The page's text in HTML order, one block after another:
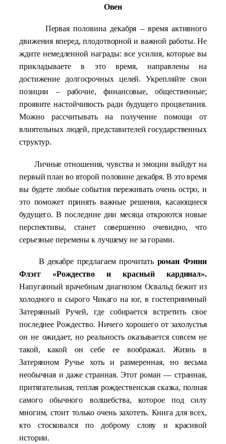
Овен
Первая половина декабря – время активного
движения вперед, плодотворной и важной работы. Не
ждите немедленной награды: все усилия, которые вы
прикладываете в это время, направлены на
достижение долгосрочных целей. Укрепляйте свои
позиции – рабочие, финансовые, общественные;
проявите настойчивость ради будущего процветания.
Можно рассчитывать на получение помощи от
влиятельных людей, представителей государственных
структур.
Личные отношения, чувства и эмоции выйдут на
первый план во второй половине декабря. В это время
вы будете любые события переживать очень остро, и
это поможет принять важные решения, касающиеся
будущего. В последние дни месяца откроются новые
перспективы, станет совершенно очевидно, что
серьезные перемены к лучшему не за горами.
В декабре предлагаем прочитать роман Фэнни
Флэгг «Рождество и красный кардинал».
Напуганный врачебным диагнозом Освальд бежит из
холодного и сырого Чикаго на юг, в гостеприимный
Затерянный Ручей, где собирается встретить свое
последнее Рождество. Ничего хорошего от захолустья
он не ожидает, но реальность оказывается совсем не
такой, какой он себе ее воображал. Жизнь в
Затерянном Ручье хоть и размеренная, но весьма
необычная и даже странная. Этот роман — странная,
притягательная, теплая рождественская сказка, полная
самого обычного волшебства, которое под силу
многим, стоит только очень захотеть. Книга для всех,
кто стосковался по доброму слову и красивой
истории.